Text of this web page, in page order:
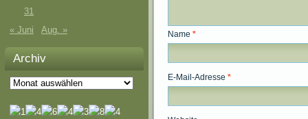
31
« Juni
Aug. »
Archiv
Archiv
Name *
E-Mail-Adresse *